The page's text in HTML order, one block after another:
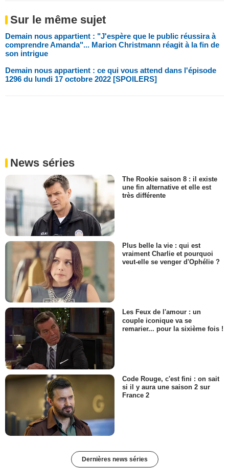
Sur le même sujet
Demain nous appartient : "J'espère que le public réussira à
comprendre Amanda"... Marion Christmann réagit à la fin de
son intrigue
Demain nous appartient : ce qui vous attend dans l'épisode
1296 du lundi 17 octobre 2022 [SPOILERS]
News séries
The Rookie saison 8 : il existe
une fin alternative et elle est
très différente
Plus belle la vie : qui est
vraiment Charlie et pourquoi
veut-elle se venger d'Ophélie ?
Les Feux de l'amour : un
couple iconique va se
remarier... pour la sixième fois !
Code Rouge, c'est fini : on sait
si il y aura une saison 2 sur
France 2
Dernières news séries